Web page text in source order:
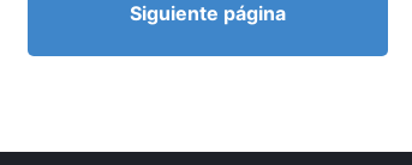
Siguiente página